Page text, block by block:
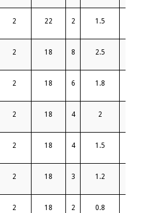
2 22 2 1.5
2 18 8 2.5
2 18 6 1.8
2 18 4 2
2 18 4 1.5
2 18 3 1.2
2 18 2 0.8